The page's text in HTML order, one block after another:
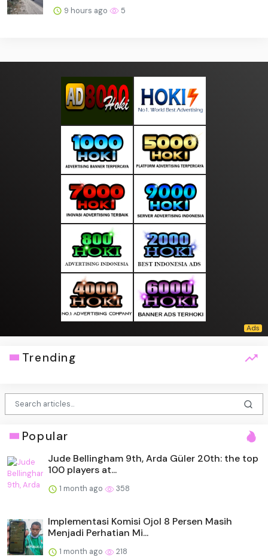
9 hours ago 5
Trending
Popular
Jude Bellingham 9th, Arda Güler 20th: the top
100 players at...
1 month ago 358
Implementasi Komisi Ojol 8 Persen Masih
Menjadi Perhatian Mi...
1 month ago 218